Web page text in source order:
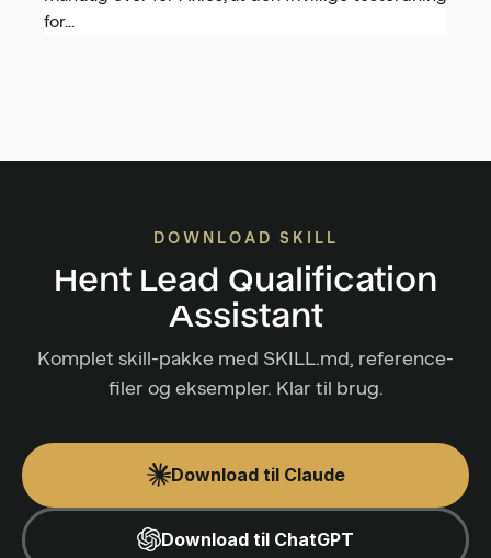
for...
DOWNLOAD SKILL
Hent Lead Qualification
Assistant
Komplet skill-pakke med SKILL.md, reference-
filer og eksempler. Klar til brug.
Download til Claude
Download til ChatGPT